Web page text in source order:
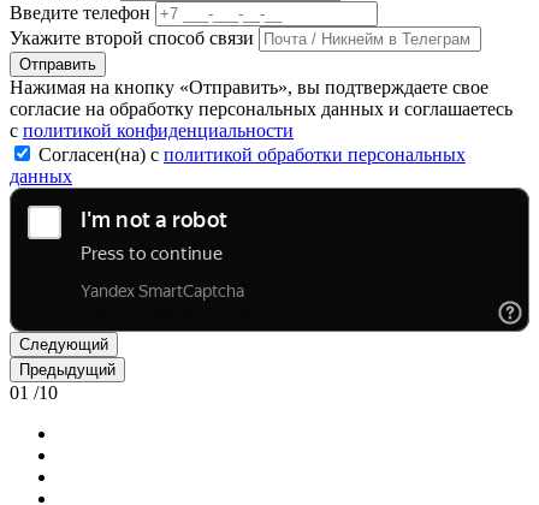
Введите телефон
Укажите второй способ связи
Отправить
Нажимая на кнопку «Отправить», вы подтверждаете свое
согласие на обработку персональных данных и соглашаетесь
с политикой конфиденциальности
Согласен(на) с политикой обработки персональных
данных
Следующий
Предыдущий
01 /10